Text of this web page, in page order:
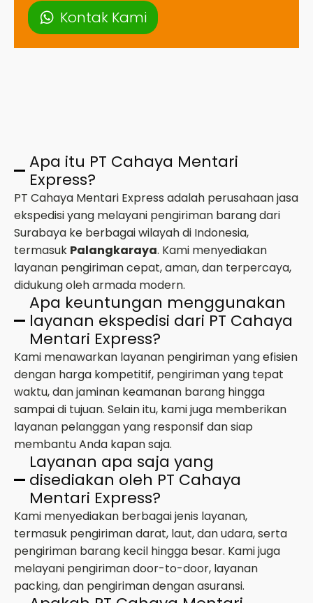
Kontak Kami
Apa itu PT Cahaya Mentari
Express?
PT Cahaya Mentari Express adalah perusahaan jasa
ekspedisi yang melayani pengiriman barang dari
Surabaya ke berbagai wilayah di Indonesia,
termasuk Palangkaraya. Kami menyediakan
layanan pengiriman cepat, aman, dan terpercaya,
didukung oleh armada modern.
Apa keuntungan menggunakan
layanan ekspedisi dari PT Cahaya
Mentari Express?
Kami menawarkan layanan pengiriman yang efisien
dengan harga kompetitif, pengiriman yang tepat
waktu, dan jaminan keamanan barang hingga
sampai di tujuan. Selain itu, kami juga memberikan
layanan pelanggan yang responsif dan siap
membantu Anda kapan saja.
Layanan apa saja yang
disediakan oleh PT Cahaya
Mentari Express?
Kami menyediakan berbagai jenis layanan,
termasuk pengiriman darat, laut, dan udara, serta
pengiriman barang kecil hingga besar. Kami juga
melayani pengiriman door-to-door, layanan
packing, dan pengiriman dengan asuransi.